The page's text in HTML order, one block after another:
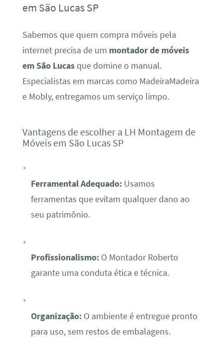
em São Lucas SP
Sabemos que quem compra móveis pela
internet precisa de um montador de móveis
em São Lucasque domine o manual.
Especialistas em marcas como MadeiraMadeira
e Mobly, entregamos um serviço limpo.
Vantagens de escolher a LH Montagem de
Móveis em São Lucas SP
Ferramental Adequado:Usamos
ferramentas que evitam qualquer dano ao
seu patrimônio.
Profissionalismo:O Montador Roberto
garante uma conduta ética e técnica.
Organização:O ambiente é entregue pronto
para uso, sem restos de embalagens.